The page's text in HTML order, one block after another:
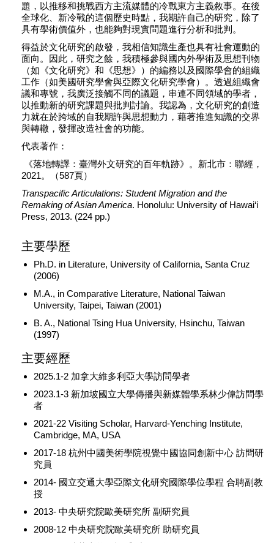
題，以推移和挑戰西方主流媒體的冷戰東方主義敘事。在後
全球化、新冷戰的這個歷史時點，我期許自己的研究，除了
具有學術價值外，也能夠對現實問題進行分析和批判。
得益於文化研究的啟發，我相信知識生產也具有社會運動的
面向。因此，研究之餘，我積極參與國內外學術及思想刊物
（如《文化研究》和《思想》）的編務以及國際學會的組織
工作（如美國研究學會與亞際文化研究學會）。透過組織會
議和專號，我廣泛接觸不同的議題，串連不同領域的學者，
以推動新的研究課題與批判討論。我認為，文化研究的創造
力就在於跨域的自我期許與思想動力，藉著推進知識的交界
與轉轍，發揮改造社會的功能。
代表著作：
《落地轉譯：臺灣外文研究的百年軌跡》。新北市：聯經，
2021。（587頁）
Transpacific Articulations: Student Migration and the
Remaking of Asian America. Honolulu: University of Hawai‘i
Press, 2013. (224 pp.)
主要學歷
Ph.D. in Literature, University of California, Santa Cruz
(2006)
M.A., in Comparative Literature, National Taiwan
University, Taipei, Taiwan (2001)
B. A., National Tsing Hua University, Hsinchu, Taiwan
(1997)
主要經歷
2025.1-2 加拿大維多利亞大學訪問學者
2023.1-3 新加坡國立大學傳播與新媒體學系林少偉訪問學
者
2021-22 Visiting Scholar, Harvard-Yenching Institute,
Cambridge, MA, USA
2017-18 杭州中國美術學院視覺中國協同創新中心 訪問研
究員
2014- 國立交通大學亞際文化研究國際學位學程 合聘副教
授
2013- 中央研究院歐美研究所 副研究員
2008-12 中央研究院歐美研究所 助研究員